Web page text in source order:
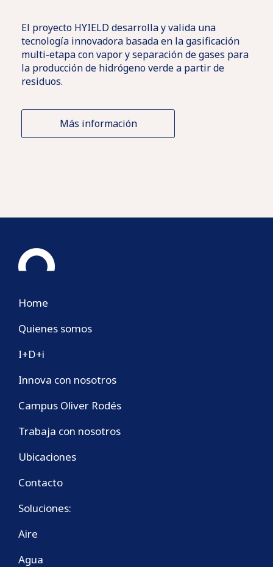
El proyecto HYIELD desarrolla y valida una
tecnología innovadora basada en la gasificación
multi-etapa con vapor y separación de gases para
la producción de hidrógeno verde a partir de
residuos.
Más información
Home
Quienes somos
I+D+i
Innova con nosotros
Campus Oliver Rodés
Trabaja con nosotros
Ubicaciones
Contacto
Soluciones:
Aire
Agua